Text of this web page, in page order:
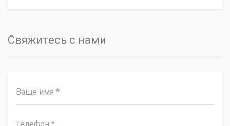
Свяжитесь с нами